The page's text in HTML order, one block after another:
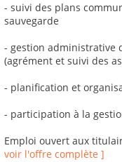
- suivi des plans
sauvegarde
- gestion administrative
(agrément et suivi des
- planification et
- participation à la
Emploi ouvert aux
voir l'offre complète ]